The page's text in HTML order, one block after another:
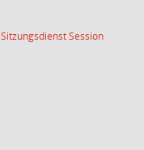
SitzungsdienstSession(Wird in